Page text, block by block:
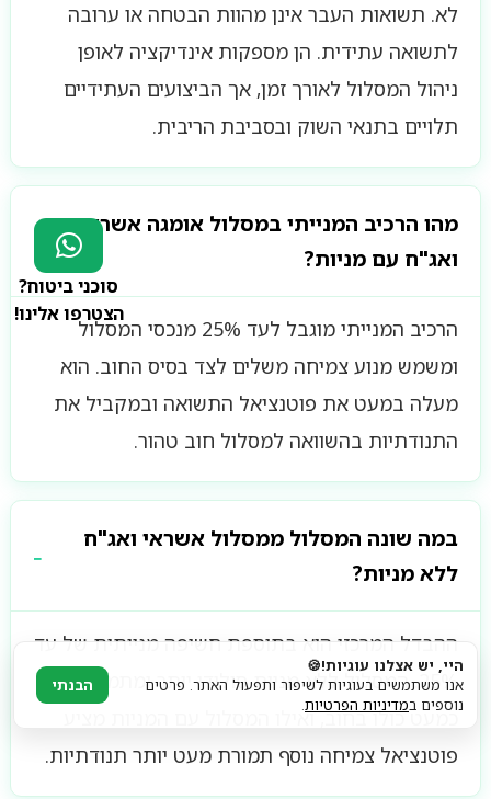
לא. תשואות העבר אינן מהוות הבטחה או ערובה
לתשואה עתידית. הן מספקות אינדיקציה לאופן
ניהול המסלול לאורך זמן, אך הביצועים העתידיים
תלויים בתנאי השוק ובסביבת הריבית.
מהו הרכיב המנייתי במסלול אומגה אשראי
ואג"ח עם מניות?
הרכיב המנייתי מוגבל לעד 25% מנכסי המסלול
ומשמש מנוע צמיחה משלים לצד בסיס החוב. הוא
מעלה במעט את פוטנציאל התשואה ובמקביל את
התנודתיות בהשוואה למסלול חוב טהור.
במה שונה המסלול ממסלול אשראי ואג"ח
ללא מניות?
ההבדל המרכזי הוא בתוספת חשיפה מנייתית של עד
25%. המסלול ללא מניות סולידי יותר ומתמקד
כמעט כולו בחוב, ואילו המסלול עם המניות מציע
פוטנציאל צמיחה נוסף תמורת מעט יותר תנודתיות.
סוכני ביטוח?
הצטרפו אלינו!
היי, יש אצלנו עוגיות!🍪
אנו משתמשים בעוגיות לשיפור ותפעול האתר. פרטים
נוספים במדיניות הפרטיות.
הבנתי